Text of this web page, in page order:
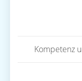
Kompetenz